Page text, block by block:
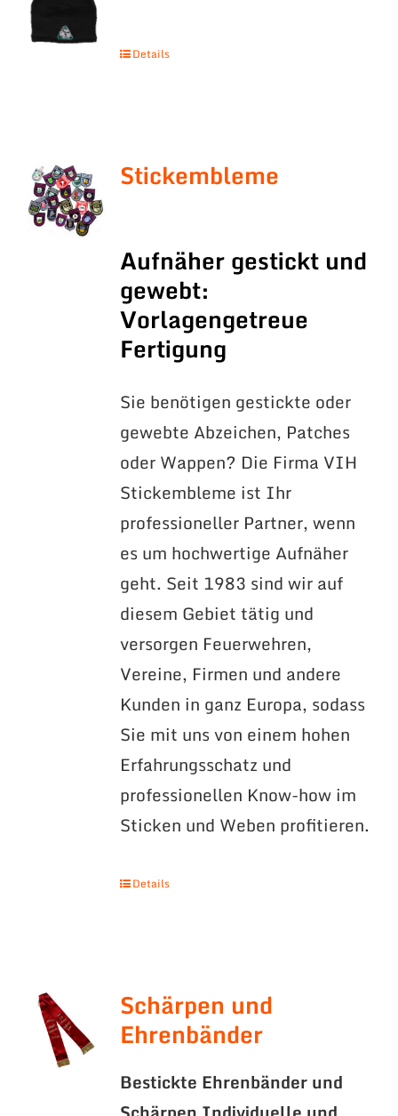
Details
Stickembleme
Aufnäher gestickt und
gewebt:
Vorlagengetreue
Fertigung
Sie benötigen gestickte oder
gewebte Abzeichen, Patches
oder Wappen? Die Firma VIH
Stickembleme ist Ihr
professioneller Partner, wenn
es um hochwertige Aufnäher
geht. Seit 1983 sind wir auf
diesem Gebiet tätig und
versorgen Feuerwehren,
Vereine, Firmen und andere
Kunden in ganz Europa, sodass
Sie mit uns von einem hohen
Erfahrungsschatz und
professionellen Know-how im
Sticken und Weben profitieren.
Details
Schärpen und
Ehrenbänder
Bestickte Ehrenbänder und